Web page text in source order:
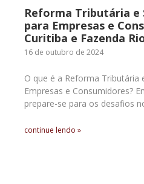
Reforma Tributária e
para Empresas e
Curitiba e Fazenda
16 de outubro de 2024
O que é a Reforma Tributária
Empresas e Consumidores?
prepare-se para os desafios
continue lendo »